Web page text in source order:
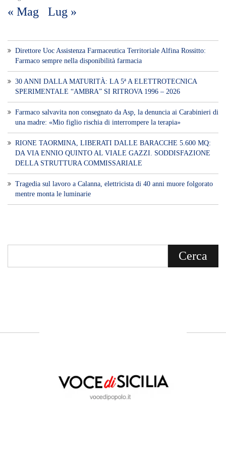
« Mag Lug »
Direttore Uoc Assistenza Farmaceutica Territoriale Alfina Rossitto:
Farmaco sempre nella disponibilità farmacia
30 ANNI DALLA MATURITÀ: LA 5ª A ELETTROTECNICA
SPERIMENTALE “AMBRA” SI RITROVA 1996 – 2026
Farmaco salvavita non consegnato da Asp, la denuncia ai Carabinieri di
una madre: «Mio figlio rischia di interrompere la terapia»
RIONE TAORMINA, LIBERATI DALLE BARACCHE 5.600 MQ:
DA VIA ENNIO QUINTO AL VIALE GAZZI. SODDISFAZIONE
DELLA STRUTTURA COMMISSARIALE
Tragedia sul lavoro a Calanna, elettricista di 40 anni muore folgorato
mentre monta le luminarie